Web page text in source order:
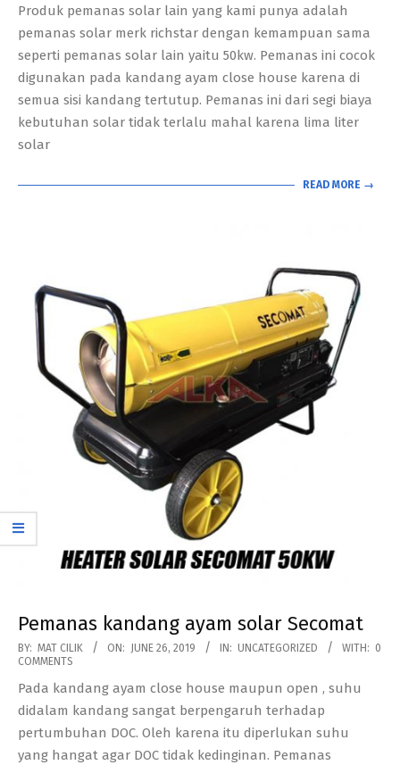
09
Produk pemanas solar lain yang kami punya adalah
pemanas solar merk richstar dengan kemampuan sama
seperti pemanas solar lain yaitu 50kw. Pemanas ini cocok
digunakan pada kandang ayam close house karena di
semua sisi kandang tertutup. Pemanas ini dari segi biaya
kebutuhan solar tidak terlalu mahal karena lima liter
solar
READ MORE →
Pemanas kandang ayam solar Secomat
2019-
06-
26
BY: MAT CILIK ON: JUNE 26, 2019 IN: UNCATEGORIZED WITH: 0
COMMENTS
Pada kandang ayam close house maupun open , suhu
didalam kandang sangat berpengaruh terhadap
pertumbuhan DOC. Oleh karena itu diperlukan suhu
yang hangat agar DOC tidak kedinginan. Pemanas